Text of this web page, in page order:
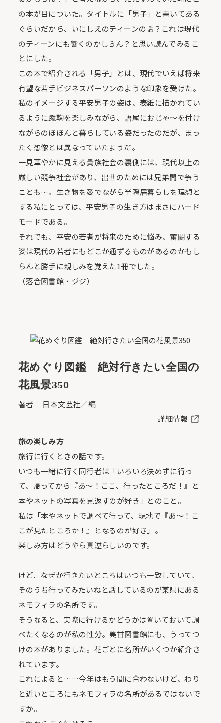
の本が目についた。タイトルに「男子」と書いてある
ぐらいだから、いにしえのティーンの話？これは現代
のティーンにも響くのかしらん？と思い読んでみるこ
とにした。
この本で紹介される「男子」とは、現代でいえば将来
有望な若手ビジネスパーソンのような印象を受けた。
私のイメージする平安男子の姿は、表紙に描かれてい
るように蹴鞠を楽しみながら、語尾におじゃ～を付け
ながらのほほんと暮らしている姿だったのだが、まっ
たく想像とは異なっていたようだ。
一見華やかに見える貴族社会の裏側には、現代以上の
厳しい競争社会があり、出世のためには兄弟間で争う
ことも…。生き物を愛でながら半隠居暮らしを理想と
する私にとっては、平安男子の生き方はまさにハード
モードである。
それでも、平安の若者が将来のために悩み、奮闘する
姿は現代の若者にもどこか通ずるものがあるのかもし
らんと勝手に親しみを覚えた1冊でした。
（落合図書館・ジジ）
花めぐり図鑑 絶対行きたい全国の
花風景350
著者： 日本文芸社／編
詳細情報
旅の楽しみ方
旅行に行くときの話です。
いつも一緒に行く同行者は「いろいろ決めずに行っ
て、帰ってから『あ～！ここ、行ったところだ！』と
本やネットの写真を見返すのが好き」とのこと。
私は「本やネットで調べて行って、現地で『あ～！こ
こが見たところか！』となるのが好き」。
楽しみ方はどうやら真逆らしいのです。
けど、なぜか行きたいところはいつも一致していて、
そのうち行ってみたいねと話しているのが某県にある
ネモフィラの名所です。
そうなると、実際に行けるかどうかは置いておいて調
べたくなるのが私の性分。美甘図書館にも、うってつ
けの本がありました。花ごとに名所がいくつか紹介さ
れています。
これによると……今年はもう間に合わないけど、わり
と近いところにもネモフィラの名所があるではないで
すか。